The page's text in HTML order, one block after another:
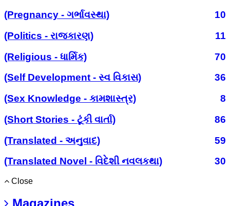
(Pregnancy - ગર્ભાવસ્થા)
10
(Politics - રાજકારણ)
11
(Religious - ધાર્મિક)
70
(Self Development - સ્વ વિકાસ)
36
(Sex Knowledge - કામશાસ્ત્ર)
8
(Short Stories - ટૂંકી વાર્તા)
86
(Translated - અનુવાદ)
59
(Translated Novel - વિદેશી નવલકથા)
30
Close
Magazines